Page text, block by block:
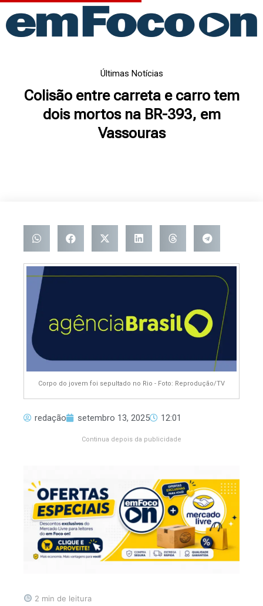
para
Últimas Notícias
Colisão entre carreta e carro tem
dois mortos na BR-393, em
Vassouras
Corpo do jovem foi sepultado no Rio - Foto: Reprodução/TV
redação setembro 13, 2025 12:01
Continua depois da publicidade
2 min de leitura